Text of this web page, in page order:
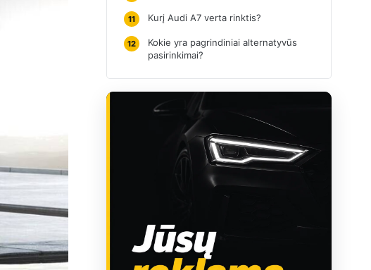
11 Kurį Audi A7 verta rinktis?
12
Kokie yra pagrindiniai alternatyvūs
pasirinkimai?